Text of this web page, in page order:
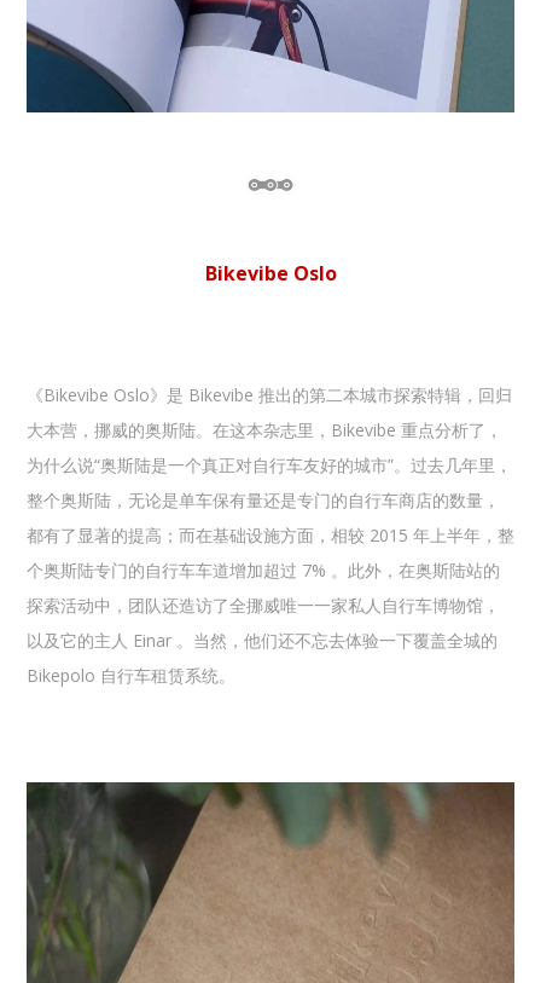
Bikevibe Oslo
《Bikevibe Oslo》是 Bikevibe 推出的第二本城市探索特辑，回归
大本营，挪威的奥斯陆。在这本杂志里，Bikevibe 重点分析了，
为什么说“奥斯陆是一个真正对自行车友好的城市”。过去几年里，
整个奥斯陆，无论是单车保有量还是专门的自行车商店的数量，
都有了显著的提高；而在基础设施方面，相较 2015 年上半年，整
个奥斯陆专门的自行车车道增加超过 7% 。此外，在奥斯陆站的
探索活动中，团队还造访了全挪威唯一一家私人自行车博物馆，
以及它的主人 Einar 。当然，他们还不忘去体验一下覆盖全城的
Bikepolo 自行车租赁系统。